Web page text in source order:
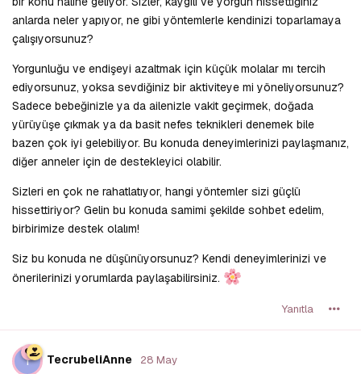
anlarda neler yapıyor, ne gibi yöntemlerle kendinizi toparlamaya
çalışıyorsunuz?
Yorgunluğu ve endişeyi azaltmak için küçük molalar mı tercih
ediyorsunuz, yoksa sevdiğiniz bir aktiviteye mi yöneliyorsunuz?
Sadece bebeğinizle ya da ailenizle vakit geçirmek, doğada
yürüyüşe çıkmak ya da basit nefes teknikleri denemek bile
bazen çok iyi gelebiliyor. Bu konuda deneyimlerinizi paylaşmanız,
diğer anneler için de destekleyici olabilir.
Sizleri en çok ne rahatlatıyor, hangi yöntemler sizi güçlü
hissettiriyor? Gelin bu konuda samimi şekilde sohbet edelim,
birbirimize destek olalım!
Siz bu konuda ne düşünüyorsunuz? Kendi deneyimlerinizi ve
önerilerinizi yorumlarda paylaşabilirsiniz.
Yanıtla
T TecrubeliAnne 28 May